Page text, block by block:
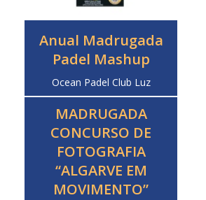
Anual Madrugada
Padel Mashup
Ocean Padel Club Luz
MADRUGADA
CONCURSO DE
FOTOGRAFIA
“ALGARVE EM
MOVIMENTO”